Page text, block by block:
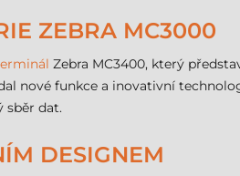
ZEBRA MC3000
Zebra MC3400, který
nové funkce a inovativní
sběr dat.
DESIGNEM